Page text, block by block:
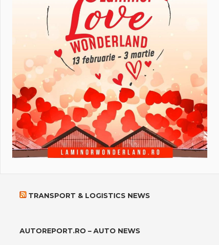
TRANSPORT & LOGISTICS NEWS
AUTOREPORT.RO – AUTO NEWS